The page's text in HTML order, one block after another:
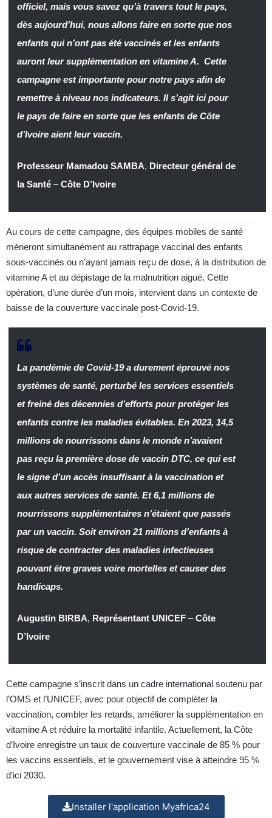
officiel, mais vous savez qu’à travers tout le pays,
dès aujourd’hui, nous allons faire en sorte que nos
enfants qui n’ont pas été vaccinés et les enfants
auront leur supplémentation en vitamine A. Cette
campagne est importante pour notre pays afin de
remettre à niveau nos indicateurs. Il s’agit ici pour
le pays de faire en sorte que les enfants de Côte
d’Ivoire aient leur vaccin.
Professeur Mamadou SAMBA, Directeur général de
la Santé–Côte D’Ivoire
Au cours de cette campagne, des équipes mobiles de santé
mèneront simultanément au rattrapage vaccinal des enfants
sous-vaccinés ou n’ayant jamais reçu de dose, à la distribution de
vitamine A et au dépistage de la malnutrition aiguë. Cette
opération, d’une durée d’un mois, intervient dans un contexte de
baisse de la couverture vaccinale post-Covid-19.
La pandémie de Covid-19 a durement éprouvé nos
systèmes de santé, perturbé les services essentiels
et freiné des décennies d’efforts pour protéger les
enfants contre les maladies évitables. En 2023, 14,5
millions de nourrissons dans le monde n’avaient
pas reçu la première dose de vaccin DTC, ce qui est
le signe d’un accès insuffisant à la vaccination et
aux autres services de santé. Et 6,1 millions de
nourrissons supplémentaires n’étaient que passés
par un vaccin. Soit environ 21 millions d’enfants à
risque de contracter des maladies infectieuses
pouvant être graves voire mortelles et causer des
handicaps.
Augustin BIRBA, Représentant UNICEF–Côte
D’Ivoire
Cette campagne s’inscrit dans un cadre international soutenu par
l’OMS et l’UNICEF, avec pour objectif de compléter la
vaccination, combler les retards, améliorer la supplémentation en
vitamine A et réduire la mortalité infantile. Actuellement, la Côte
d’Ivoire enregistre un taux de couverture vaccinale de 85 % pour
les vaccins essentiels, et le gouvernement vise à atteindre 95 %
d’ici 2030.
Installer l'application Myafrica24